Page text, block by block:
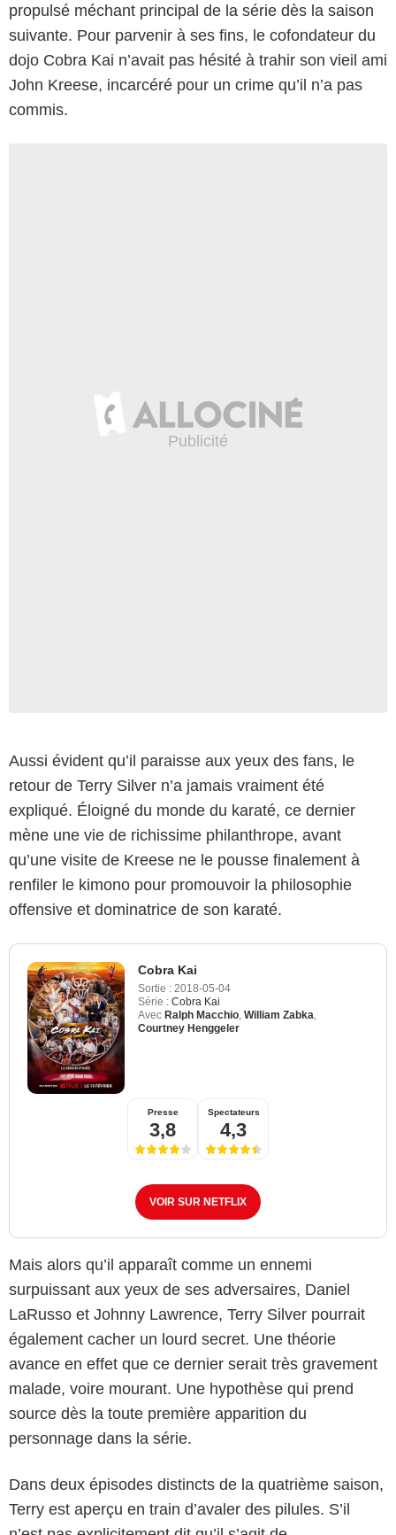
propulsé méchant principal de la série dès la saison
suivante. Pour parvenir à ses fins, le cofondateur du
dojo Cobra Kai n’avait pas hésité à trahir son vieil ami
John Kreese, incarcéré pour un crime qu’il n’a pas
commis.
Aussi évident qu’il paraisse aux yeux des fans, le
retour de Terry Silver n’a jamais vraiment été
expliqué. Éloigné du monde du karaté, ce dernier
mène une vie de richissime philanthrope, avant
qu’une visite de Kreese ne le pousse finalement à
renfiler le kimono pour promouvoir la philosophie
offensive et dominatrice de son karaté.
Cobra Kai
Sortie : 2018-05-04
Série : Cobra Kai
Avec Ralph Macchio William Zabka
Courtney Henggeler
Presse
3,8
Spectateurs
4,3
VOIR SUR NETFLIX
Mais alors qu’il apparaît comme un ennemi
surpuissant aux yeux de ses adversaires, Daniel
LaRusso et Johnny Lawrence, Terry Silver pourrait
également cacher un lourd secret. Une théorie
avance en effet que ce dernier serait très gravement
malade, voire mourant. Une hypothèse qui prend
source dès la toute première apparition du
personnage dans la série.
Dans deux épisodes distincts de la quatrième saison,
Terry est aperçu en train d’avaler des pilules. S’il